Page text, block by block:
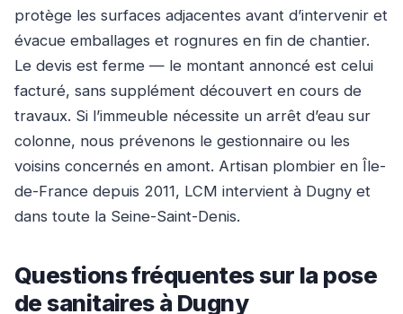
protège les surfaces adjacentes avant d’intervenir et
évacue emballages et rognures en fin de chantier.
Le devis est ferme — le montant annoncé est celui
facturé, sans supplément découvert en cours de
travaux. Si l’immeuble nécessite un arrêt d’eau sur
colonne, nous prévenons le gestionnaire ou les
voisins concernés en amont. Artisan plombier en Île-
de-France depuis 2011, LCM intervient à Dugny et
dans toute la Seine-Saint-Denis.
Questions fréquentes sur la pose
de sanitaires à Dugny